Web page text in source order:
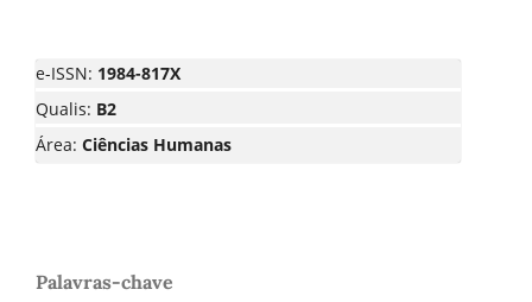
e-ISSN: 1984-817X
Qualis: B2
Área: Ciências Humanas
Palavras-chave